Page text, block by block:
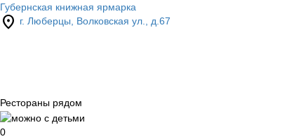
Губернская книжная ярмарка
location_on г. Люберцы, Волковская ул., д.67
Рестораны рядом
0